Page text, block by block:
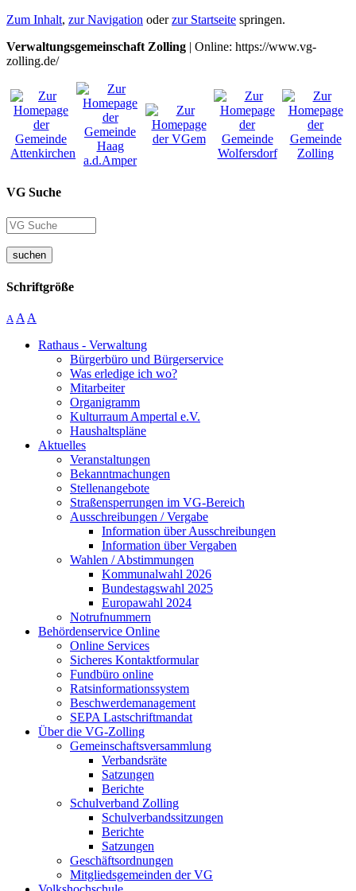
Zum Inhalt, zur Navigation oderzur Startseite springen.
Verwaltungsgemeinschaft Zolling | Online: https://www.vg-
zolling.de/
VG Suche
suchen
Schriftgröße
A A A
Rathaus - Verwaltung
Bürgerbüro und Bürgerservice
Was erledige ich wo?
Mitarbeiter
Organigramm
Kulturraum Ampertal e.V.
Haushaltspläne
Aktuelles
Veranstaltungen
Bekanntmachungen
Stellenangebote
Straßensperrungen im VG-Bereich
Ausschreibungen / Vergabe
Information über Ausschreibungen
Information über Vergaben
Wahlen / Abstimmungen
Kommunalwahl 2026
Bundestagswahl 2025
Europawahl 2024
Notrufnummern
Behördenservice Online
Online Services
Sicheres Kontaktformular
Fundbüro online
Ratsinformationssystem
Beschwerdemanagement
SEPA Lastschriftmandat
Über die VG-Zolling
Gemeinschaftsversammlung
Verbandsräte
Satzungen
Berichte
Schulverband Zolling
Schulverbandssitzungen
Berichte
Satzungen
Geschäftsordnungen
Mitgliedsgemeinden der VG